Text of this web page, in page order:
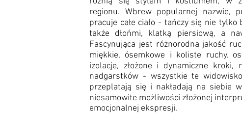
regionu. Wbrew popularnej nazwie,
pracuje całe ciało - tańczy się nie tylko
także dłońmi, klatką piersiową, a
Fascynująca jest różnorodna jakość
miękkie, ósemkowe i koliste ruchy,
izolacje, złożone i dynamiczne kroki,
nadgarstków - wszystkie te
przeplatają się i nakładają na siebie
niesamowite możliwości złożonej
emocjonalnej ekspresji.